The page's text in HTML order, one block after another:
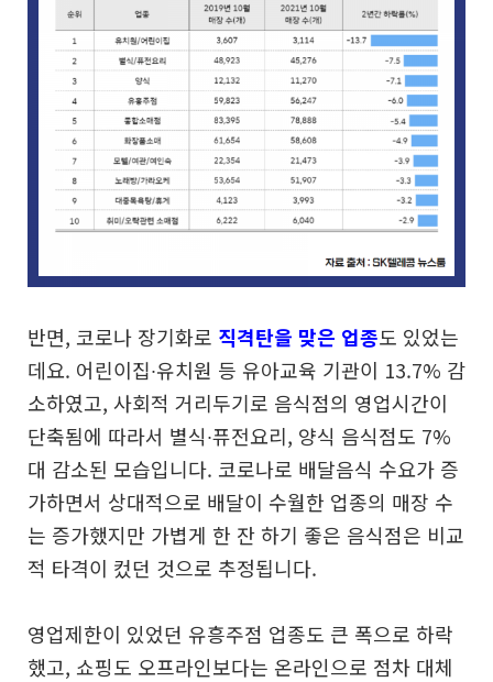
반면, 코로나 장기화로 직격탄을 맞은 업종도 있었는
데요. 어린이집∙유치원 등 유아교육 기관이 13.7% 감
소하였고, 사회적 거리두기로 음식점의 영업시간이
단축됨에 따라서 별식∙퓨전요리, 양식 음식점도 7%
대 감소된 모습입니다. 코로나로 배달음식 수요가 증
가하면서 상대적으로 배달이 수월한 업종의 매장 수
는 증가했지만 가볍게 한 잔 하기 좋은 음식점은 비교
적 타격이 컸던 것으로 추정됩니다.
영업제한이 있었던 유흥주점 업종도 큰 폭으로 하락
했고, 쇼핑도 오프라인보다는 온라인으로 점차 대체